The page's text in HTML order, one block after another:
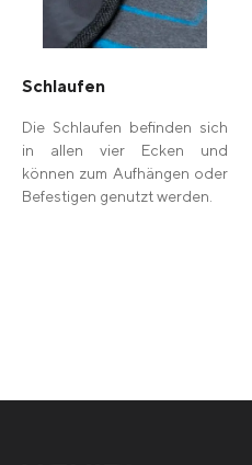
Schlaufen
Die Schlaufen befinden sich
in allen vier Ecken und
können zum Aufhängen oder
Befestigen genutzt werden.